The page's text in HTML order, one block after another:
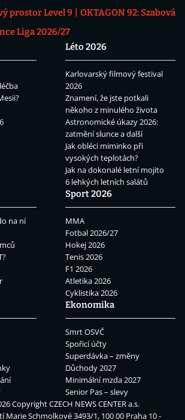
prostor Level 9
OKTAGON 92: Szabová
Liga 2026/27
Léto 2026
Karlovarský filmový festival
2026
Znamení, že jste potkali
někoho z minulého života
Astronomické úkazy 2026:
zatmění slunce a další
Jak obléci miminko při
vysokých teplotách?
Jak na dokonalé letní mojito
6 lehkých letních salátů
na ní
Sport 2026
MMA
Fotbal 2026/27
Hokej 2026
Tenis 2026
F1 2026
Atletika 2026
Cyklistika 2026
Ekonomika
Smrt OSVČ
Spořicí účty
Superdávka – změny
Důchody 2027
Minimální mzda 2027
Senior Pas – slevy
CopyrightCZECH NEWS CENTER a.s.
Marie Schmolkové 3493/1, 100 00 Praha 10 -